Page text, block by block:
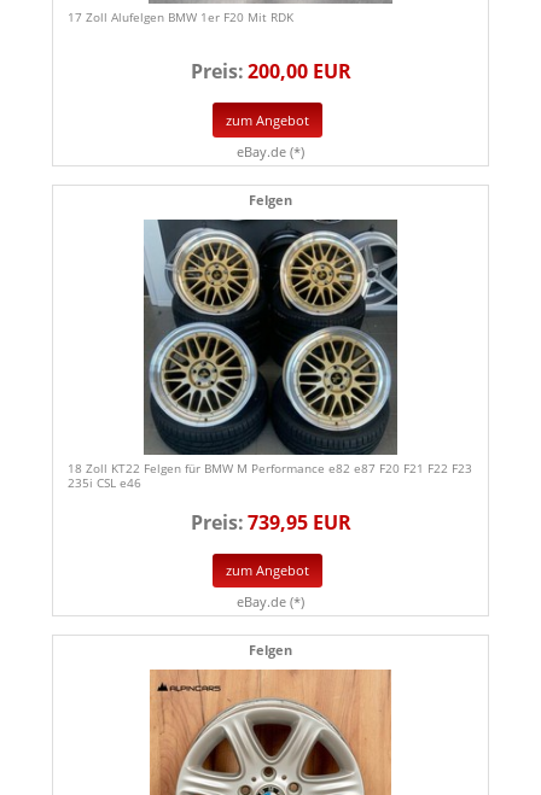
17 Zoll Alufelgen BMW 1er F20 Mit RDK
Preis:200,00 EUR
zum Angebot
eBay.de (*)
Felgen
18 Zoll KT22 Felgen für BMW M Performance e82 e87 F20 F21 F22 F23
235i CSL e46
Preis:739,95 EUR
zum Angebot
eBay.de (*)
Felgen